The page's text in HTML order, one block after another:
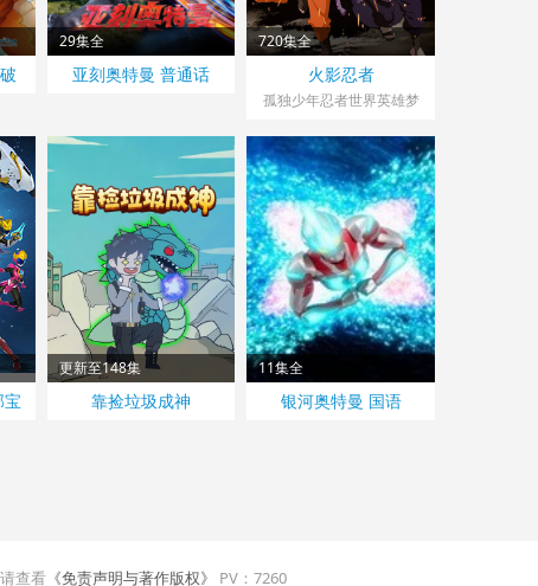
29集全
亚刻奥特曼 普通话
720集全
火影忍者
孤独少年忍者世界英雄梦
更新至148集
靠捡垃圾成神
11集全
银河奥特曼 国语
查看《免责声明与著作版权》 PV： 7260